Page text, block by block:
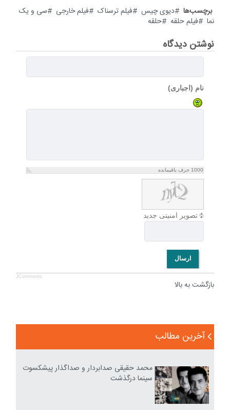
برچسب‌ها دیوی چیس فیلم ترسناک فیلم خارجی
سی و یک
نما
فیلم حلقه حلقه
نوشتن دیدگاه
نام (اجباری)
1000 حرف باقیمانده
تصویر امنیتی جدید
ارسال
JComments
بازگشت به بالا
آخرین مطالب
محمد حقیقی صدابردار و صداگذار پیشکسوت
سینما درگذشت